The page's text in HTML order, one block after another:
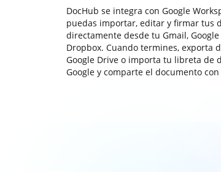
DocHub se integra con Google
puedas importar, editar y firmar tus
directamente desde tu Gmail,
Dropbox. Cuando termines, exporta
Google Drive o importa tu libreta de
Google y comparte el documento